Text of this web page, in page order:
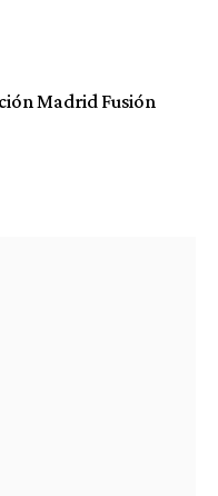
Madrid Fusión